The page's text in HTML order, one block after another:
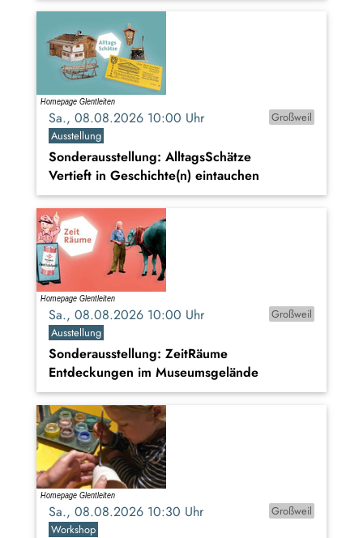
Sa., 08.08.2026 10:00 Uhr
Großweil
Ausstellung
Sonderausstellung: AlltagsSchätze
Vertieft in Geschichte(n) eintauchen
Sa., 08.08.2026 10:00 Uhr
Großweil
Ausstellung
Sonderausstellung: ZeitRäume
Entdeckungen im Museumsgelände
Sa., 08.08.2026 10:30 Uhr
Großweil
Workshop